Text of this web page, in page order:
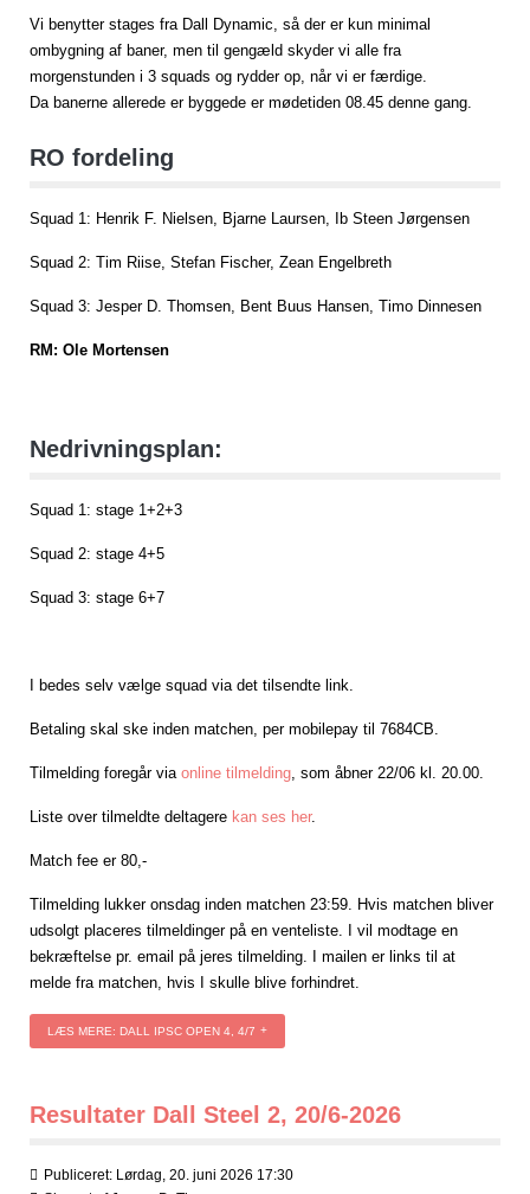
Vi benytter stages fra Dall Dynamic, så der er kun minimal
ombygning af baner, men til gengæld skyder vi alle fra
morgenstunden i 3 squads og rydder op, når vi er færdige.
Da banerne allerede er byggede er mødetiden 08.45 denne gang.
RO fordeling
Squad 1: Henrik F. Nielsen, Bjarne Laursen, Ib Steen Jørgensen
Squad 2: Tim Riise, Stefan Fischer, Zean Engelbreth
Squad 3: Jesper D. Thomsen, Bent Buus Hansen, Timo Dinnesen
RM: Ole Mortensen
Nedrivningsplan:
Squad 1: stage 1+2+3
Squad 2: stage 4+5
Squad 3: stage 6+7
I bedes selv vælge squad via det tilsendte link.
Betaling skal ske inden matchen, per mobilepay til 7684CB.
Tilmelding foregår via online tilmelding, som åbner 22/06 kl. 20.00.
Liste over tilmeldte deltagere kan ses her.
Match fee er 80,-
Tilmelding lukker onsdag inden matchen 23:59. Hvis matchen bliver
udsolgt placeres tilmeldinger på en venteliste. I vil modtage en
bekræftelse pr. email på jeres tilmelding. I mailen er links til at
melde fra matchen, hvis I skulle blive forhindret.
LÆS MERE: DALL IPSC OPEN 4, 4/7
Resultater Dall Steel 2, 20/6-2026
Publiceret: Lørdag, 20. juni 2026 17:30